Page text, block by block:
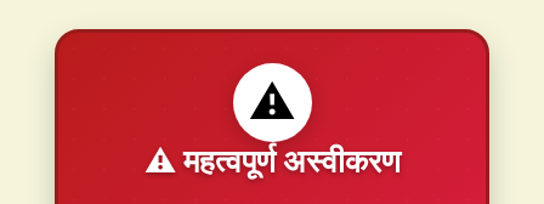
⚠️
⚠️ महत्वपूर्ण अस्वीकरण